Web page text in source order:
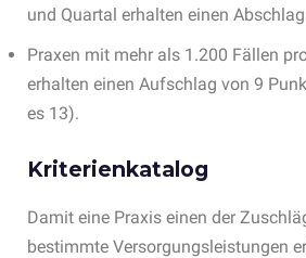
und Quartal erhalten einen
Praxen mit mehr als 1.200 Fällen
erhalten einen Aufschlag von 9
es 13).
Kriterienkatalog
Damit eine Praxis einen der
bestimmte Versorgungsleistungen